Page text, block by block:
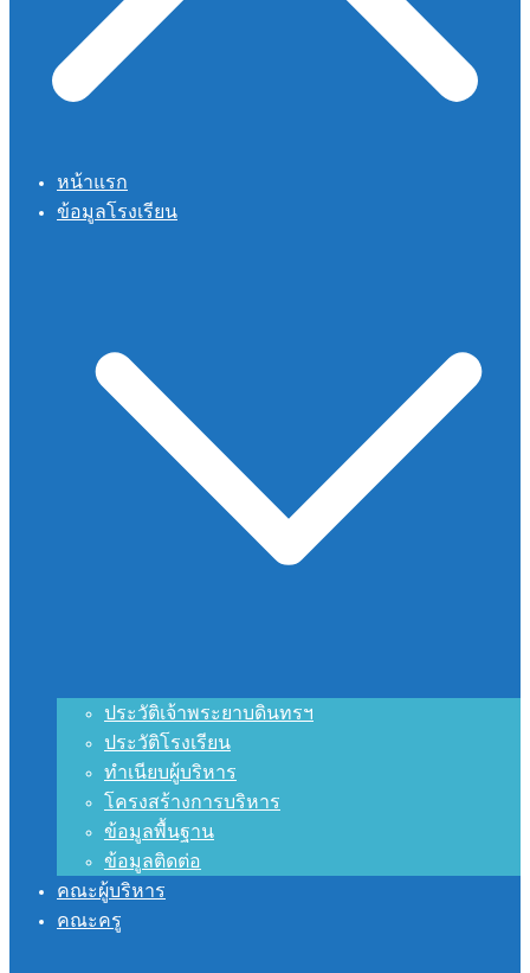
หน้าแรก
ข้อมูลโรงเรียน
ประวัติเจ้าพระยาบดินทรฯ
ประวัติโรงเรียน
ทำเนียบผู้บริหาร
โครงสร้างการบริหาร
ข้อมูลพื้นฐาน
ข้อมูลติดต่อ
คณะผู้บริหาร
คณะครู